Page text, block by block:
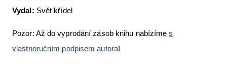
Vydal: Svět křídel
Pozor: Až do vyprodání zásob knihu nabízímes
vlastnoručním podpisem autora!